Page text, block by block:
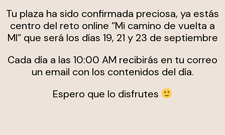
Tu plaza ha sido confirmada preciosa, ya estás
centro del reto online “Mi camino de vuelta a
MI” que será los días 19, 21 y 23 de septiembre
Cada día a las 10:00 AM recibirás en tu correo
un email con los contenidos del día.
Espero que lo disfrutes